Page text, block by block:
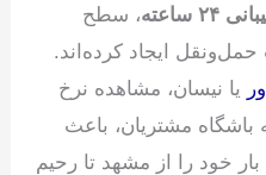
ساعته
، سطح
ایجاد کرده‌اند.
یا نیسان، مشاهده نرخ
مشتریان، باعث
بار خود را از مشهد تا رحیم